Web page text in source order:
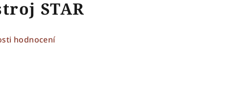
STAR
hodnocení